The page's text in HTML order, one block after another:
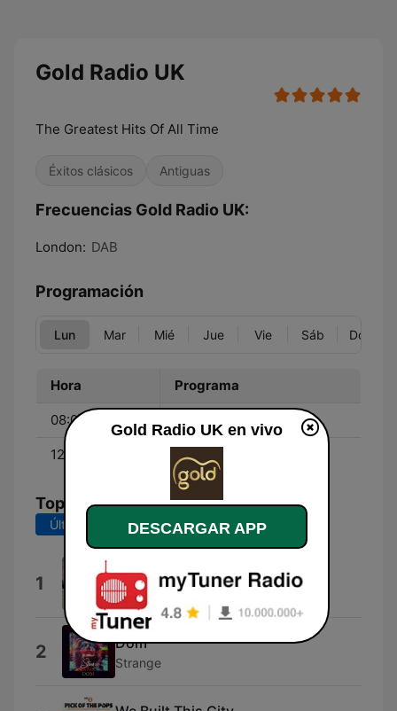
Gold Radio UK
The Greatest Hits Of All Time
Éxitos clásicos Antiguas
Frecuencias Gold Radio UK:
London: DAB
Programación
Lun Mar Mié Jue Vie Sáb Dom
Hora Programa
08:00 - 12:00 Tony Dibbin's
12:00 - 00:00 The Music Marathon
Top Canciones
Últimos 7 días Últimos 30 días
1 Gorgeous
PM Artist Sessions Project
2 Dom
Strange
Gold Radio UK en vivo
DESCARGAR APP